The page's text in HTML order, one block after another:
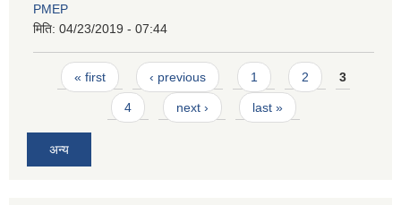
PMEP
मिति: 04/23/2019 - 07:44
Pages
« first ‹ previous 1 2 3
4 next › last »
अन्य